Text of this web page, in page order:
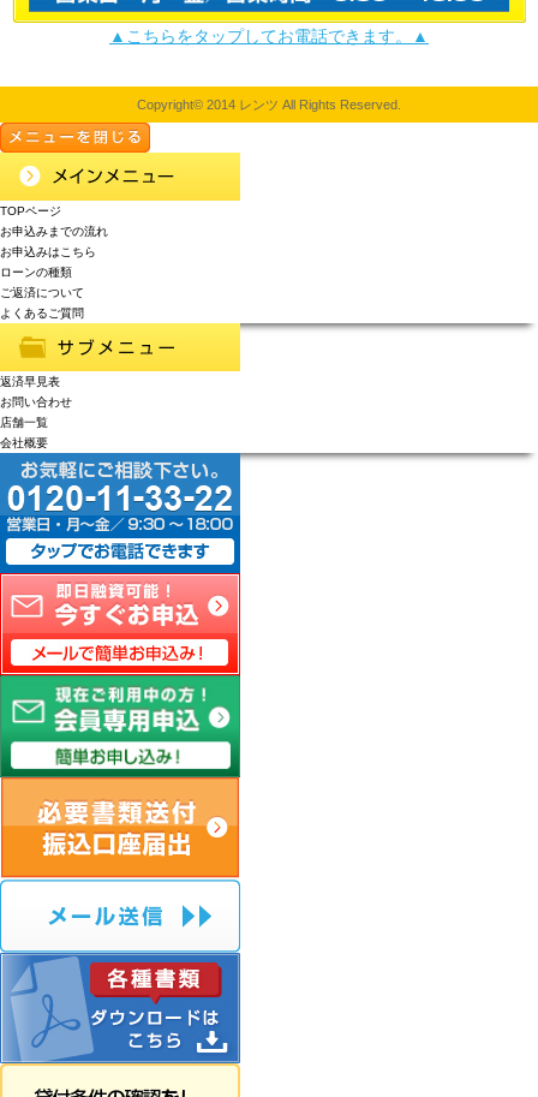
▲こちらをタップしてお電話できます。▲
Copyright© 2014 レンツ All Rights Reserved.
TOPページ
お申込みまでの流れ
お申込みはこちら
ローンの種類
ご返済について
よくあるご質問
返済早見表
お問い合わせ
店舗一覧
会社概要